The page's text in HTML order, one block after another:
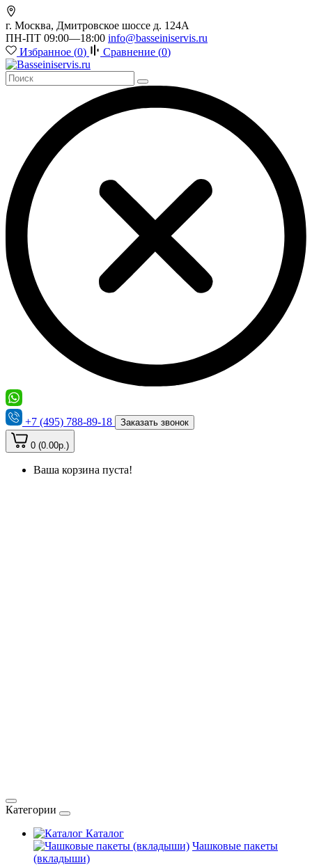
г. Москва, Дмитровское шоссе д. 124А
ПН-ПТ 09:00—18:00 info@basseiniservis.ru
Избранное (0) Сравнение (0)
+7 (495) 788-89-18 Заказать звонок
0 (0.00р.)
Ваша корзина пуста!
Категории
Каталог
Чашковые пакеты
(вкладыши)